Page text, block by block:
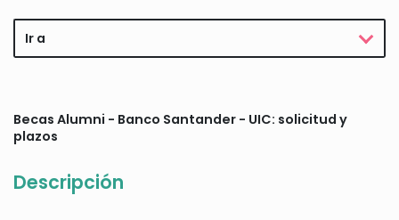
Ir a
Becas Alumni - Banco Santander - UIC: solicitud y
plazos
Descripción